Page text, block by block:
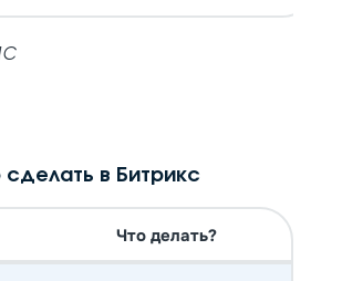
в Битрикс
Что делать?